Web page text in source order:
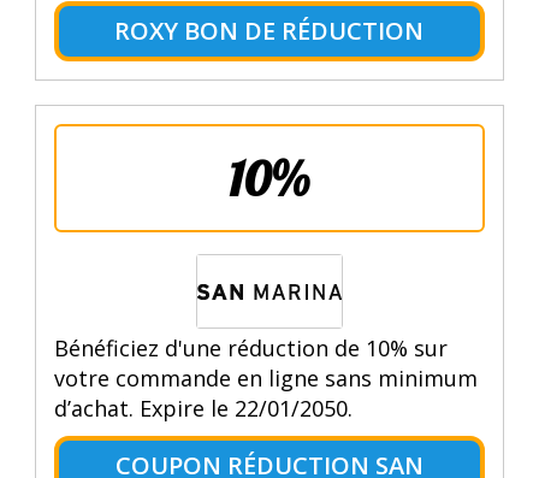
ROXY BON DE RÉDUCTION
10%
Bénéficiez d'une réduction de 10% sur
votre commande en ligne sans minimum
d’achat. Expire le 22/01/2050.
COUPON RÉDUCTION SAN